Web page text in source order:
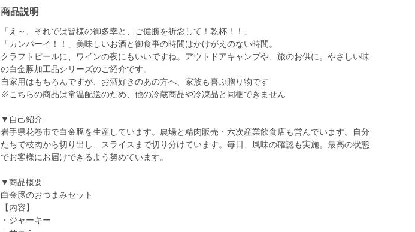
商品説明
「え～、それでは皆様の御多幸と、ご健勝を祈念して！乾杯！！」
「カンパーイ！！」美味しいお酒と御食事の時間はかけがえのない時間。
クラフトビールに、ワインの夜にもいいですね。アウトドアキャンプや、旅のお供に。やさしい味
の白金豚加工品シリーズのご紹介です。
自家用はもちろんですが、お酒好きのあの方へ、家族も喜ぶ贈り物です
※こちらの商品は常温配送のため、他の冷蔵商品や冷凍品と同梱できません
▼自己紹介
岩手県花巻市で白金豚を生産しています。農場と精肉販売・六次産業飲食店も営んでいます。自分
たちで枝肉から切り出し、スライスまで切り分けています。毎日、風味の確認も実施。最高の状態
でお客様にお届けできるよう努めています。
▼商品概要
白金豚のおつまみセット
【内容】
・ジャーキー